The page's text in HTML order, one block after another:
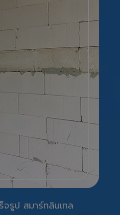
จรูป สมาร์ทลินเทล